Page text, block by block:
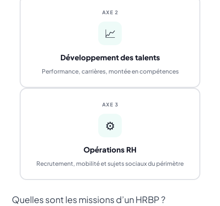
AXE 2
📈
Développement des talents
Performance, carrières, montée en compétences
AXE 3
⚙️
Opérations RH
Recrutement, mobilité et sujets sociaux du périmètre
Quelles sont les missions d’un HRBP ?